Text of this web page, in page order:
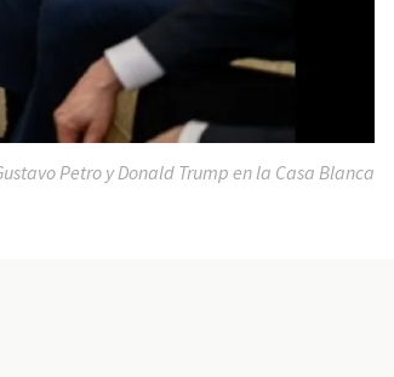
Petro y Donald Trump en la Casa Blanca